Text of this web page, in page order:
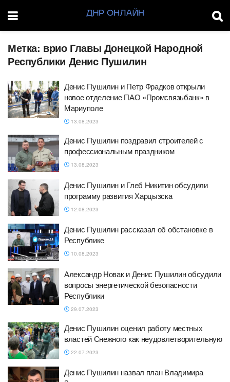
Метка: врио Главы Донецкой Народной
Республики Денис Пушилин
Денис Пушилин и Петр Фрадков открыли
новое отделение ПАО «Промсвязьбанк» в
Мариуполе
13.08.2023
Денис Пушилин поздравил строителей с
профессиональным праздником
13.08.2023
Денис Пушилин и Глеб Никитин обсудили
программу развития Харцызска
12.08.2023
Денис Пушилин рассказал об обстановке в
Республике
10.08.2023
Александр Новак и Денис Пушилин обсудили
вопросы энергетической безопасности
Республики
29.07.2023
Денис Пушилин оценил работу местных
властей Снежного как неудовлетворительную
22.07.2023
Денис Пушилин назвал план Владимира